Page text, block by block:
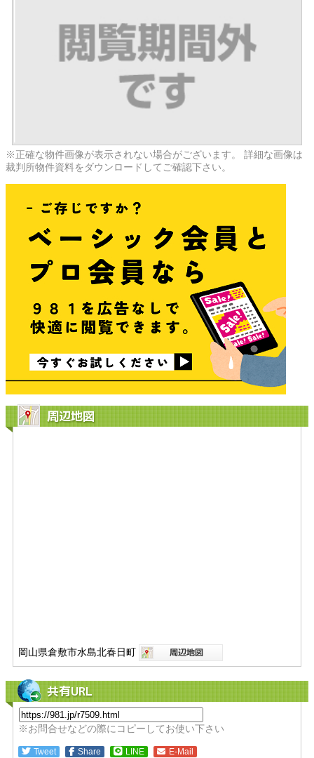
※正確な物件画像が表示されない場合がございます。 詳細な画像は
裁判所物件資料をダウンロードしてご確認下さい。
周辺地図
岡山県倉敷市水島北春日町
共有URL
※お問合せなどの際にコピーしてお使い下さい
Tweet Share LINE E-Mail